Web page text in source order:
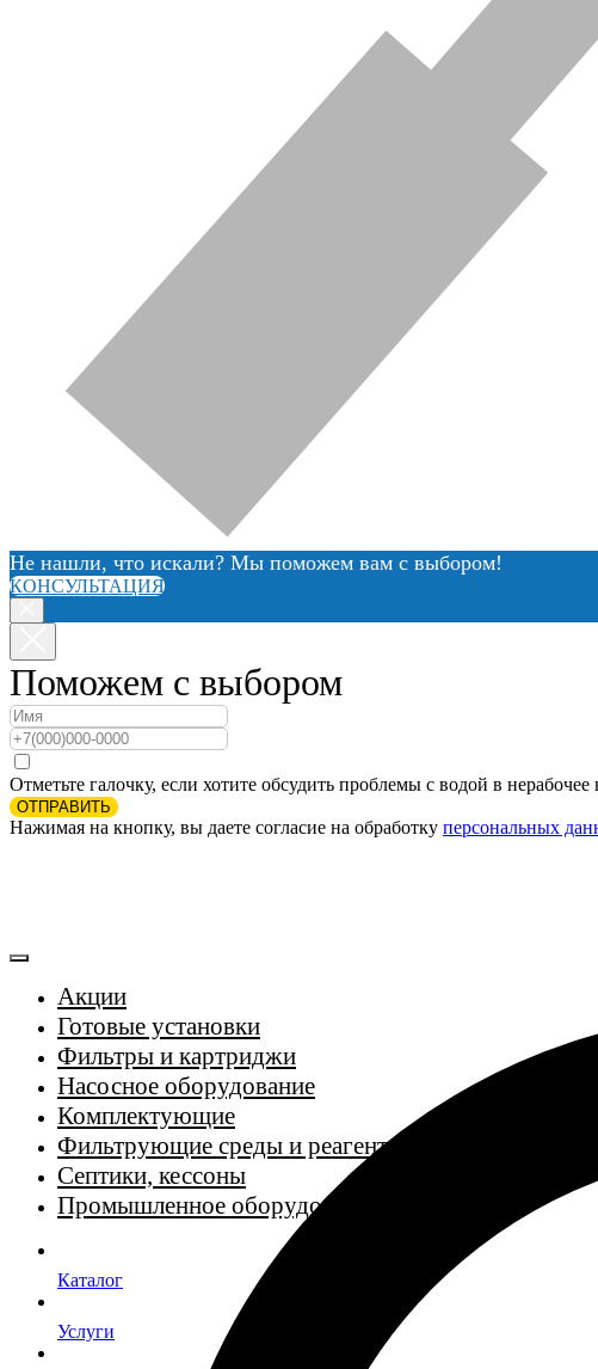
Не нашли, что искали? Мы поможем вам с выбором!
КОНСУЛЬТАЦИЯ
Поможем с выбором
Отметьте галочку, если хотите обсудить проблемы с водой в
ОТПРАВИТЬ
Нажимая на кнопку, вы даете согласие на обработку персональных
Акции
Готовые установки
Фильтры и картриджи
Насосное оборудование
Комплектующие
Фильтрующие среды и реагенты
Септики, кессоны
Промышленное оборудование
Каталог
Услуги